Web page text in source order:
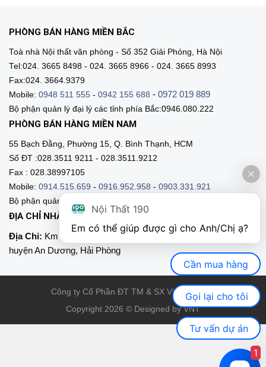
PHÒNG BÁN HÀNG MIỀN BẮC
Toà nhà Nội thất văn phòng - Số 352 Giải Phóng, Hà Nội
Tel:024. 3665 8498 - 024. 3665 8966 - 024. 3665 8993
Fax:024. 3664.9379
Mobile: 0948 511 555 - 0942 155 688 - 0972 019 889
Bộ phận quản lý đại lý các tỉnh phía Bắc:0946.080.222
PHÒNG BÁN HÀNG MIỀN NAM
55 Bạch Đằng, Phường 15, Q. Bình Thạnh, HCM
Số ĐT :028.3511 9211 - 028.3511.9212
Fax : 028.38997105
Mobile: 0914.515.659 - 0916.952.958 - 0903.331.921
Bộ phận quản lý đại lý các tỉnh phía Nam:0903.331.9211
ĐỊA CHỈ NHÀ MÁY SẢN XUẤT
Địa Chỉ: Km 89, Quốc lộ 5 , Thôn Mỹ Tranh, xã Nam Sơn,
huyện An Dương, Hải Phòng
Công ty Cổ Phần ĐT TM & SX Việt Nội Thất
Copyright 2026 © Designed by VNT
Nội Thất 190
Cần mua hàng
Gọi lại cho tôi
Tư vấn dự án
1